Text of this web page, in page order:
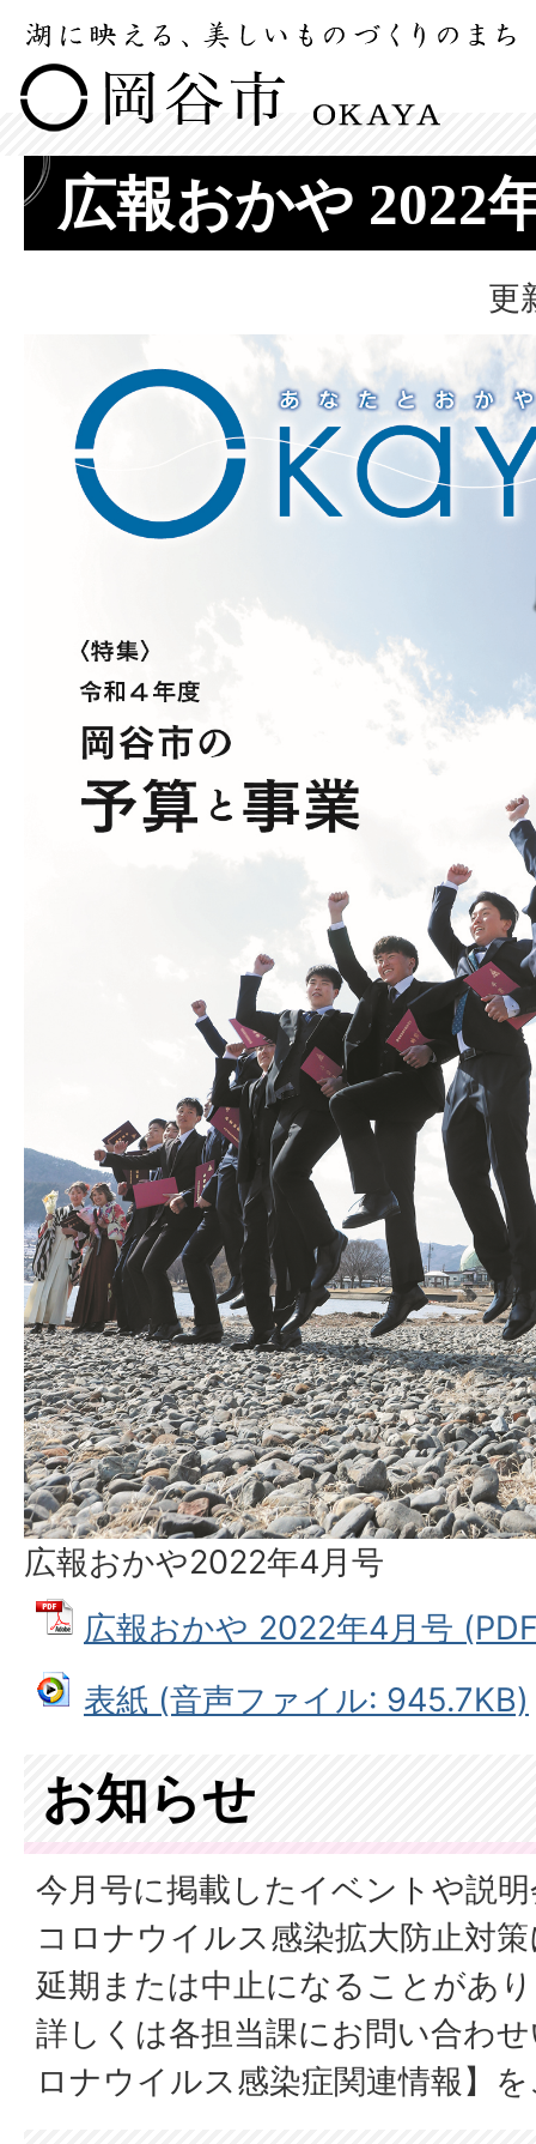
広報おかや 2022
更
広報おかや2022年4月号
広報おかや 2022年4月号
表紙 (音声ファイル: 945.7KB)
お知らせ
今月号に掲載したイベントや説
コロナウイルス感染拡大防止対
延期または中止になることがあ
詳しくは各担当課にお問い合わ
ロナウイルス感染症関連情報】